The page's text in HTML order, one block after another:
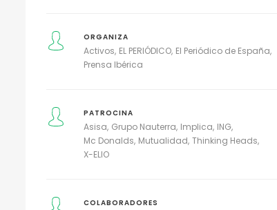
ORGANIZA
Activos EL PERIÓDICO El Periódico de España
Prensa Ibérica
PATROCINA
Asisa Grupo Nauterra Implica ING
Mc Donalds Mutualidad Thinking Heads
X-ELIO
COLABORADORES